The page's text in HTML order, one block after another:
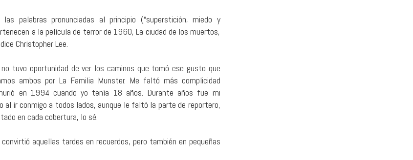
las palabras pronunciadas al principio (“superstición, miedo y
a la película de terror de 1960, La ciudad de los muertos,
Christopher Lee.
no tuvo oportunidad de ver los caminos que tomó ese gusto que
ambos por La Familia Munster. Me faltó más complicidad
en 1994 cuando yo tenía 18 años. Durante años fue mi
al ir conmigo a todos lados, aunque le faltó la parte de reportero,
en cada cobertura, lo sé.
aquellas tardes en recuerdos, pero también en pequeñas